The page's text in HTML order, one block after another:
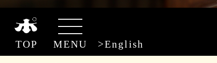
TOP MENU English